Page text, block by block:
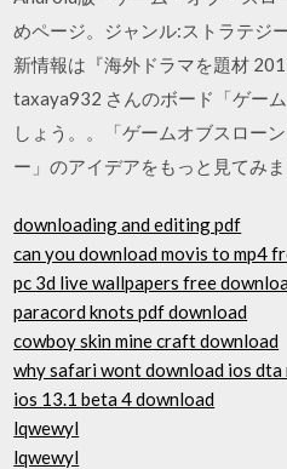
めページ。ジャンル:ストラテジ
新情報は『海外ドラマを題材
taxaya932 さんのボード「ゲー
しょう。。「ゲームオブスロー
ー」のアイデアをもっと見てみま
downloading and editing pdf
can you download movis to mp4
pc 3d live wallpapers free
paracord knots pdf download
cowboy skin mine craft download
why safari wont download ios
ios 13.1 beta 4 download
lqwewyl
lqwewyl